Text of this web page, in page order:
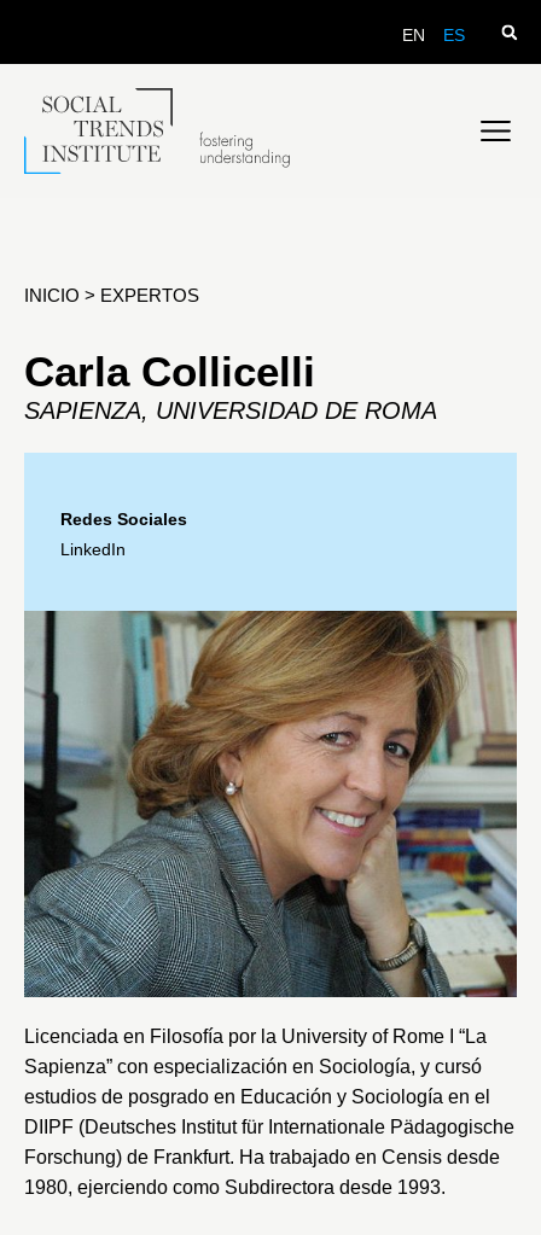
EN ES
INICIO > EXPERTOS
Carla Collicelli
SAPIENZA, UNIVERSIDAD DE ROMA
Redes Sociales
LinkedIn
Licenciada en Filosofía por la University of Rome I “La
Sapienza” con especialización en Sociología, y cursó
estudios de posgrado en Educación y Sociología en el
DIIPF (Deutsches Institut für Internationale Pädagogische
Forschung) de Frankfurt. Ha trabajado en Censis desde
1980, ejerciendo como Subdirectora desde 1993.